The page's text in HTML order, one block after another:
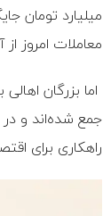
معاملات امروز
اما بزرگان
جمع شده‌اند و
راهکاری برای